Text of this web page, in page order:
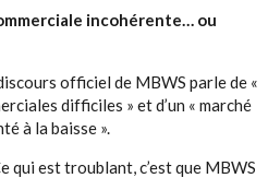
incohérente… ou
officiel de MBWS parle de «
difficiles » et d’un « marché
à la baisse ».
qui est troublant, c’est que MBWS